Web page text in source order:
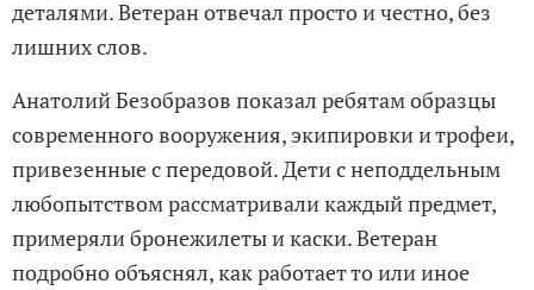
деталями. Ветеран отвечал просто и честно, без
лишних слов.
Анатолий Безобразов показал ребятам образцы
современного вооружения, экипировки и трофеи,
привезенные с передовой. Дети с неподдельным
любопытством рассматривали каждый предмет,
примеряли бронежилеты и каски. Ветеран
подробно объяснял, как работает то или иное